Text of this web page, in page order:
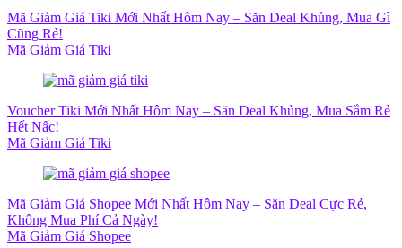
Mã Giảm Giá Tiki Mới Nhất Hôm Nay – Săn Deal Khủng, Mua Gì
Cũng Rẻ!
Mã Giảm Giá Tiki
Voucher Tiki Mới Nhất Hôm Nay – Săn Deal Khủng, Mua Sắm Rẻ
Hết Nấc!
Mã Giảm Giá Tiki
Mã Giảm Giá Shopee Mới Nhất Hôm Nay – Săn Deal Cực Rẻ,
Không Mua Phí Cả Ngày!
Mã Giảm Giá Shopee